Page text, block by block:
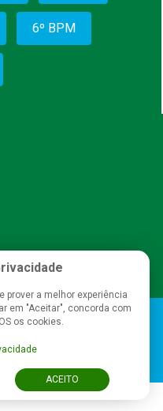
6º BPM
direitos reservados
prover a melhor experiência
em "Aceitar", concorda com
os cookies.
ACEITO